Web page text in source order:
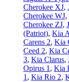
Cherokee XJ,
Cherokee WJ,
Cherokee ZJ,
(Patriot), Kia
Carens 2, Kia
Ceed 2, Kia
3, Kia Clarus,
Opirus 1 , Kia
1 , Kia Rio 2,